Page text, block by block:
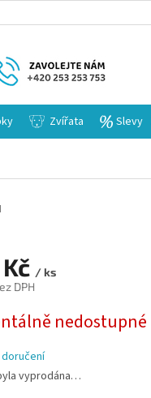
Zvířata Slevy
/ ks
DPH
nedostupné
vyprodána…